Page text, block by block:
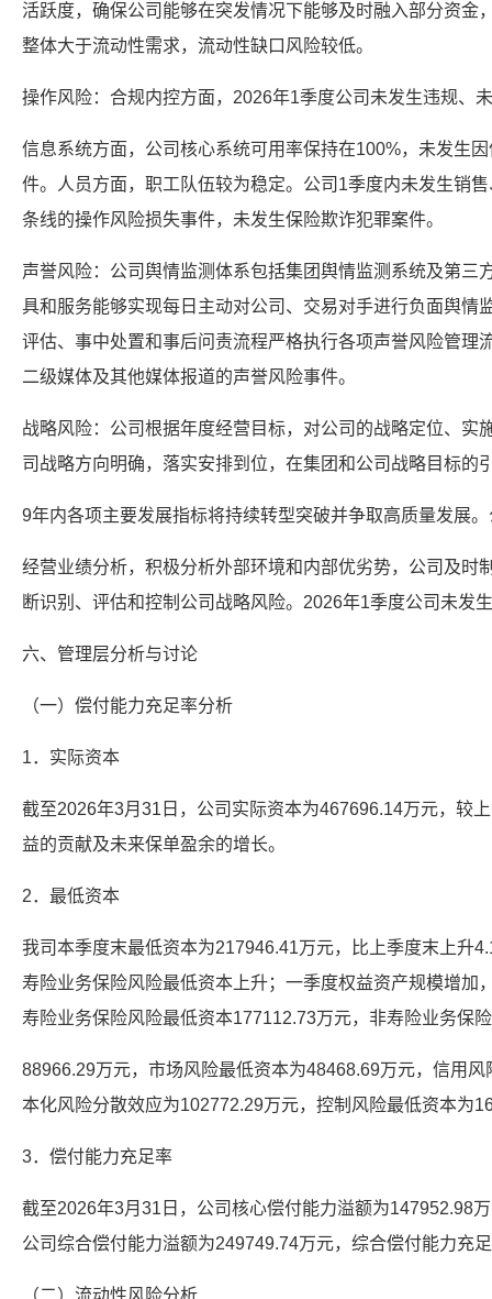
活跃度，确保公司能够在突发情况下能够及时融入部分资金
整体大于流动性需求，流动性缺口风险较低。
操作风险：合规内控方面，2026年1季度公司未发生违规、
信息系统方面，公司核心系统可用率保持在100%，未发生
件。人员方面，职工队伍较为稳定。公司1季度内未发生销
条线的操作风险损失事件，未发生保险欺诈犯罪案件。
声誉风险：公司舆情监测体系包括集团舆情监测系统及第三
具和服务能够实现每日主动对公司、交易对手进行负面舆情
评估、事中处置和事后问责流程严格执行各项声誉风险管理
二级媒体及其他媒体报道的声誉风险事件。
战略风险：公司根据年度经营目标，对公司的战略定位、实
司战略方向明确，落实安排到位，在集团和公司战略目标的
9年内各项主要发展指标将持续转型突破并争取高质量发展
经营业绩分析，积极分析外部环境和内部优劣势，公司及时
断识别、评估和控制公司战略风险。2026年1季度公司未发
六、管理层分析与讨论
（一）偿付能力充足率分析
1．实际资本
截至2026年3月31日，公司实际资本为467696.14万元，较
益的贡献及未来保单盈余的增长。
2．最低资本
我司本季度末最低资本为217946.41万元，比上季度末上升
寿险业务保险风险最低资本上升；一季度权益资产规模增加
寿险业务保险风险最低资本177112.73万元，非寿险业务保
88966.29万元，市场风险最低资本为48468.69万元，信用
本化风险分散效应为102772.29万元，控制风险最低资本为
3．偿付能力充足率
截至2026年3月31日，公司核心偿付能力溢额为147952.98
公司综合偿付能力溢额为249749.74万元，综合偿付能力充
（二）流动性风险分析